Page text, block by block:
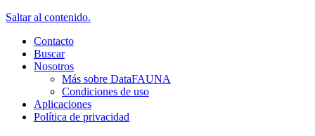
Saltar al contenido.
Contacto
Buscar
Nosotros
Más sobre DataFAUNA
Condiciones de uso
Aplicaciones
Política de privacidad